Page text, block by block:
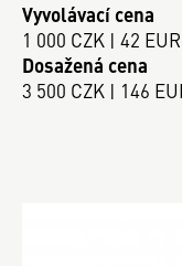
Vyvolávací cena
1 000 CZK | 42 EUR
Dosažená cena
3 500 CZK | 146